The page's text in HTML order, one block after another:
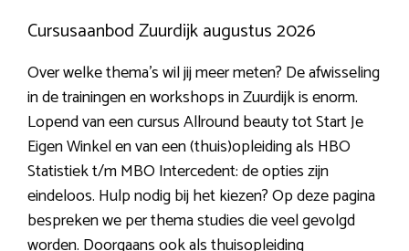
Cursusaanbod Zuurdijk augustus 2026
Over welke thema’s wil jij meer meten? De afwisseling
in de trainingen en workshops in Zuurdijk is enorm.
Lopend van een cursus Allround beauty tot Start Je
Eigen Winkel en van een (thuis)opleiding als HBO
Statistiek t/m MBO Intercedent: de opties zijn
eindeloos. Hulp nodig bij het kiezen? Op deze pagina
bespreken we per thema studies die veel gevolgd
worden. Doorgaans ook als thuisopleiding